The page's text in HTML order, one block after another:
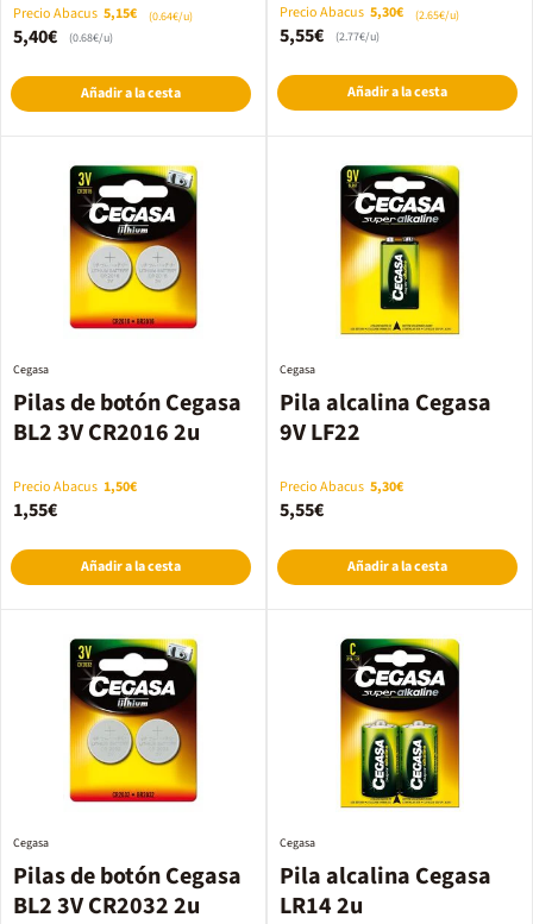
Precio Abacus 5,15€ (0.64€/u)
5,40€ (0.68€/u)
Añadir a la cesta
Precio Abacus 5,30€ (2.65€/u)
5,55€ (2.77€/u)
Añadir a la cesta
Pilas de botón Cegasa
BL2 3V CR2016 2u
Cegasa
Precio Abacus 1,50€
1,55€
Añadir a la cesta
Pila alcalina Cegasa
9V LF22
Cegasa
Precio Abacus 5,30€
5,55€
Añadir a la cesta
Pilas de botón Cegasa
BL2 3V CR2032 2u
Cegasa
Pila alcalina Cegasa
LR14 2u
Cegasa